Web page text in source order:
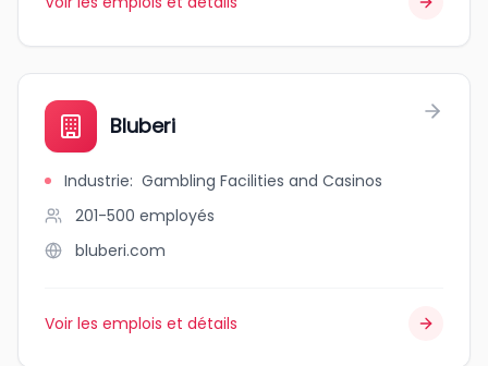
Bluberi
Industrie: Gambling Facilities and Casinos
201-500 employés
bluberi.com
Voir les emplois et détails